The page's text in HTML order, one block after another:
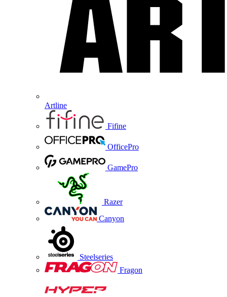
Artline
Fifine
OfficePro
GamePro
Razer
Canyon
Steelseries
Fragon